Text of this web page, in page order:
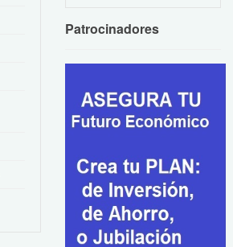
Patrocinadores